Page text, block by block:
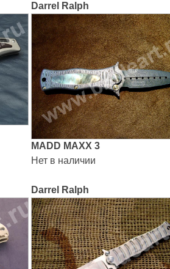
Darrel Ralph
MADD MAXX 3
Нет в наличии
Darrel Ralph